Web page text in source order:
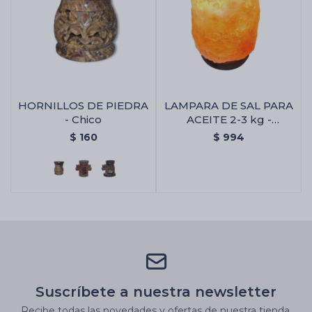
HORNILLOS DE PIEDRA
- Chico
$ 160
LAMPARA DE SAL PARA
ACEITE 2-3 kg -
Lampara De Sal Para
$ 994
Suscríbete a nuestra newsletter